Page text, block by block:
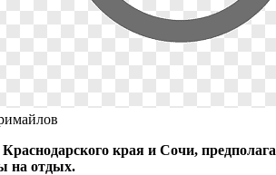
края и Сочи,
на отдых.